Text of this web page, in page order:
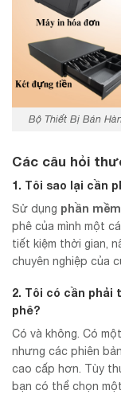
Bộ Thiết Bị Bán
Các câu hỏi
1. Tôi sao lại cần
Sử dụng phần
phê của mình một
tiết kiệm thời gian,
chuyên nghiệp của
2. Tôi có cần phải
phê?
Có và không. Có
nhưng các phiên
cao cấp hơn. Tùy
bạn có thể chọn